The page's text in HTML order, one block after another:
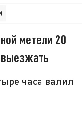
метели 20
выезжать
часа валил